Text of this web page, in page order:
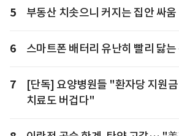
5 부동산 치솟으니 커지는 집안 싸움
6 스마트폰 배터리 유난히 빨리 닳
7
[단독] 요양병원들 "환자당 지원
치료도 버겁다"